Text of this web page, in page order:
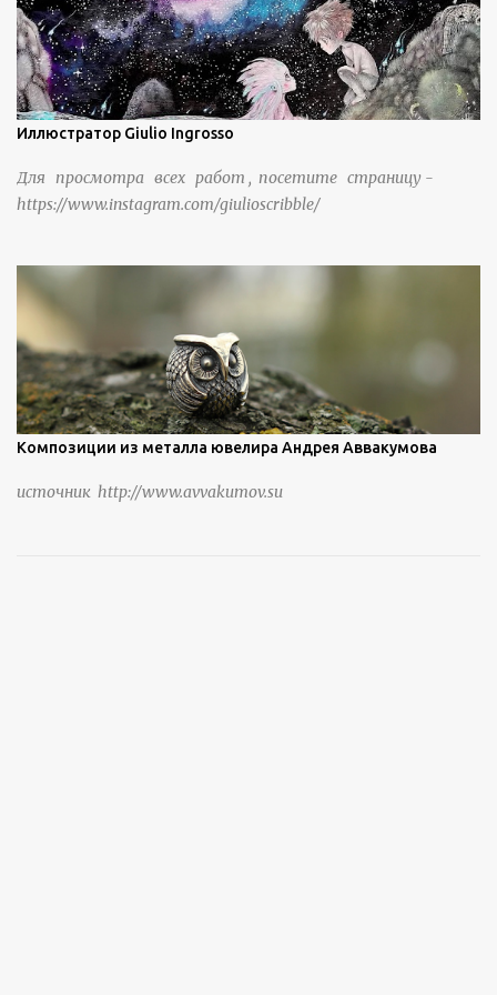
Иллюстратор Giulio Ingrosso
Для просмотра всех работ , посетите страницу -
https://www.instagram.com/giulioscribble/
Композиции из металла ювелира Андрея Аввакумова
источник http://www.avvakumov.su